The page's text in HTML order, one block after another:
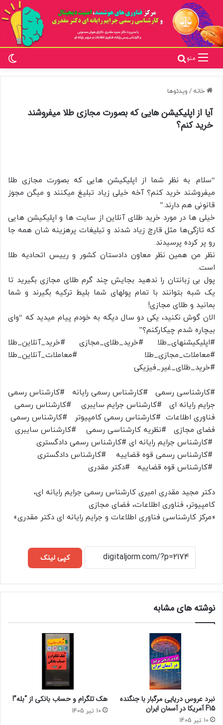
منو
خانه / ویدئوها
آیا از اپلیکیشن هایی که بصورت مجازی طلا میفروشند
خرید کنم؟
“سلام. به نظر شما از اپلیکیشن هایی که بصورت مجازی طلا
میفروشند خرید کنم؟ آخه خیلی زیاد تبلیغ میکنند و میگن ‌مجوز
قانونی هم دارند.”
خیلی ها در مورد خرید طلای آنلاین از سایت ها و اپلیکیشن هایی
که تازگی‌ها مثل قارچ‌ زیاد شدند و تبلیغات پرهزینه شان همه جا
رو پر کرده پرسیدند.‌
نظر من همین نظر معاون دادستان کشور و رییس اتحادیه طلا
است.
پول بی زبانتان را ندهید بجایش چند گرم‌ طلای مجازی بگیرید تا
یک شبه بتوانند با تمام پولهای شما بلیط ترکیه بگیرند و شما
بمانید و طلای مجازی!
الان گوش نکنید، یکی دو سال دیگه به خودم‌ پیام میدید که “وای
بیچاره شدم چیکار‌کنم؟”
#اپلیکیشنهای_طلا #خرید_طلای_مجازی #خرید_آنلاین_طلا
#معاملات_مجازی_طلا #معاملات_آنلاین_طلا
#خرید_طلای_غیر_فیزیکی
#کارشناسی رسمی #کارشناس رسمی رایانه #کارشناس رسمی
جرایم رایانه ای #کارشناس جرایم سایبری #کارشناس رسمی
فناوری اطلاعات #کارشناس رسمی کامپیوتر #کارشناس رسمی
فضای مجازی #نظریه کارشناسی رسمی #کارشناس سایبری
#کارشناس جرایم رایانه ای #کارشناس رسمی دادگستری
#کارشناس رسمی قوه قضاییه #کارشناس دادگستری
#کارشناس قوه قضاییه #دکتر مقدری
دکتر مجید مقدری امیری کارشناس رسمی جرایم رایانه ای،
کامپیوتر، فناوری اطلاعات، فضای مجازی
«مرکز کارشناسی فناوری اطلاعات و جرایم رایانه ای دکتر مقدری»
کپی لینک
نوشته های مشابه
نبرد عروس دریایی مرگبار با جنگنده
F15 آمریکا در آسمان ایران
10 تیر 1405
هک تلگرام و حساب بانکی از “بله”!
10 تیر 1405